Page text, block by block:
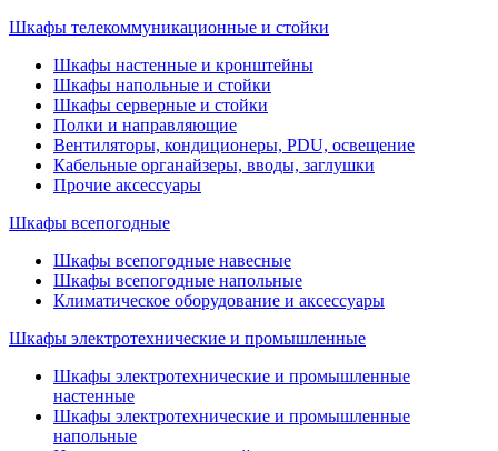
Шкафы телекоммуникационные и стойки
Шкафы настенные и кронштейны
Шкафы напольные и стойки
Шкафы серверные и стойки
Полки и направляющие
Вентиляторы, кондиционеры, PDU, освещение
Кабельные органайзеры, вводы, заглушки
Прочие аксеcсуары
Шкафы всепогодные
Шкафы всепогодные навесные
Шкафы всепогодные напольные
Климатическое оборудование и аксессуары
Шкафы электротехнические и промышленные
Шкафы электротехнические и промышленные
настенные
Шкафы электротехнические и промышленные
напольные